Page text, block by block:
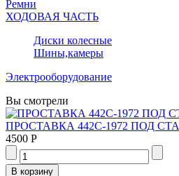
Ремни
ХОДОВАЯ ЧАСТЬ
Диски колесные
Шины,камеры
Электрооборудование
Вы смотрели
ПРОСТАВКА 442С-1972 ПОД
4500 Р